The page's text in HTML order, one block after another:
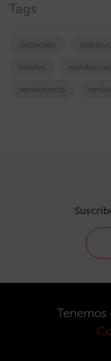
Tags
destacado
hoteles
vendadirecta
Tenemos